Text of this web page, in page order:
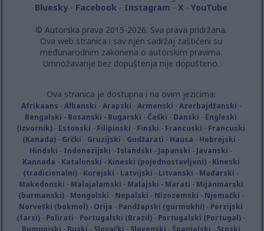
Bluesky- Facebook - Instagram - X- YouTube
© Autorska prava 2015-2026. Sva prava pridržana.
Ova web stranica i sav njen sadržaj zaštićeni su
međunarodnim zakonima o autorskim pravima.
Umnožavanje bez dopuštenja nije dopušteno.
Ova stranica je dostupna i na ovim jezicima:
Afrikaans -Albanski -Arapski -Armenski -Azerbajdžanski -
Bengalski - Bosanski - Bugarski - Češki - Danski - Engleski
(izvornik) - Estonski - Filipinski - Finski - Francuski - Francuski
(Kanada)- Grčki - Gruzijski - Gudžarati - Hausa - Hebrejski -
Hindski - Indonezijski - Islandski - Japanski - Javanski -
Kannada - Katalonski - Kineski (pojednostavljeni)- Kineski
(tradicionalni) - Korejski - Latvijski - Litvanski - Mađarski -
Makedonski - Malajalamski - Malajski - Marati - Mijanmarski
(burmanski)- Mongolski - Nepalski - Nizozemski - Njemački -
Norveški (bokmol) - Orija - Pandžapski (gurmukhi) - Perzijski
(farsi) - Polirati - Portugalski (Brazil) - Portugalski (Portugal) -
Rumunjski - Ruski - Slovački - Slovenski -Španjolski - Srpski